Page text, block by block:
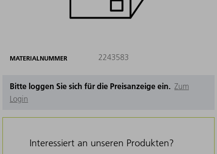
MATERIALNUMMER 2243583
Bitte loggen Sie sich für die Preisanzeige ein. Zum
Login
Interessiert an unseren Produkten?